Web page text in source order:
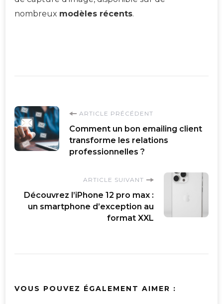
nombreux modèles récents.
Navigation
d'article
ARTICLE PRÉCÉDENT
Comment un bon emailing client
transforme les relations
professionnelles ?
ARTICLE SUIVANT
Découvrez l’iPhone 12 pro max :
un smartphone d’exception au
format XXL
VOUS POUVEZ ÉGALEMENT AIMER :